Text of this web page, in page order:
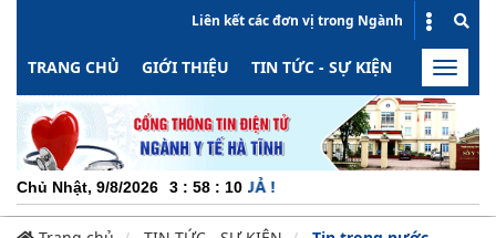
Liên kết các đơn vị trong Ngành
TRANG CHỦ GIỚI THIỆU TIN TỨC - SỰ KIỆN HOẠT
Toggle
Chủ Nhật, 9/8/2026 3 : 58 : 10